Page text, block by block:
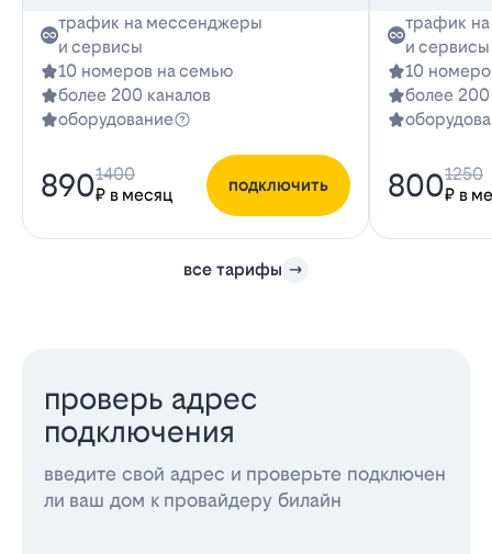
трафик на мессенджеры
и сервисы
10 номеров на семью
более 200 каналов
оборудование
890₽ в месяц
1400
подключить
трафик
и сервисы
10
более 200
800₽ в
1250
все тарифы
проверь адрес
подключения
введите свой адрес и проверьте подключен
ли ваш дом к провайдеру билайн